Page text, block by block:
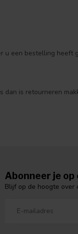
een bestelling
is retourneren
Abonneer je
Blijf op de hoogte over